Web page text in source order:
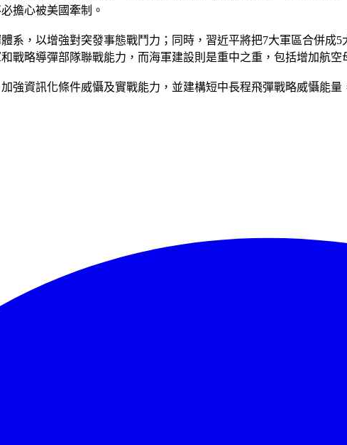
擔心被美國牽制。
系，以增強對突發事態戰鬥力；同時，習近平將把7大軍區合併
戰略導彈部隊聯戰能力，而海軍建設則是重中之重，包括增加航空
強資訊化條件威懾及實戰能力，並建構短中長程飛彈戰略威懾能